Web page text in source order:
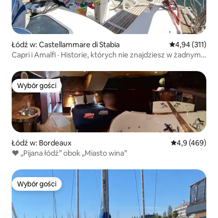
Łódź w: Castellammare di Stabia Średnia
4,94 (311)
Capri i Amalfi · Historie, których nie znajdziesz w żadnym
Wybór gości
Wybór gości
Łódź w: Bordeaux Średnia
4,9 (469)
❤️ „Pijana łódź” obok „Miasto wina”
Wybór gości
Wybór gości